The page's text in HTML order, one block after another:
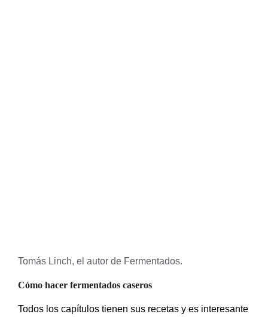
Tomás Linch, el autor de Fermentados.
Cómo hacer fermentados caseros
Todos los capítulos tienen sus recetas y es interesante